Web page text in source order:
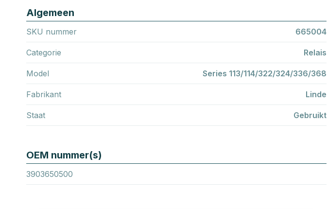
Algemeen
SKU nummer 665004
Categorie Relais
Model Series 113/114/322/324/336/368
Fabrikant Linde
Staat Gebruikt
OEM nummer(s)
3903650500